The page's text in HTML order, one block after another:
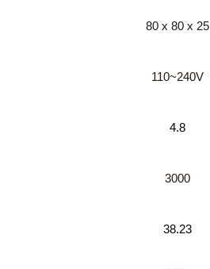
80 x 80 x 25
110~240V
4.8
3000
38.23